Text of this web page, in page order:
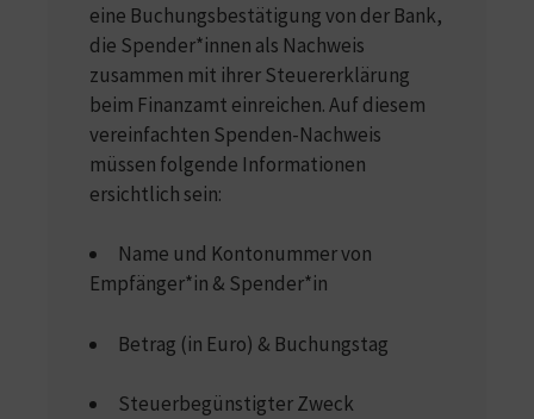
eine Buchungsbestätigung von der Bank,
die Spender*innen als Nachweis
zusammen mit ihrer Steuererklärung
beim Finanzamt einreichen. Auf diesem
vereinfachten Spenden-Nachweis
müssen folgende Informationen
ersichtlich sein:
Name und Kontonummer von
Empfänger*in & Spender*in
Betrag (in Euro) & Buchungstag
Steuerbegünstigter Zweck